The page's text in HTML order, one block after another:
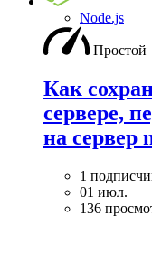
Node.js
Простой
Как
сервере,
на сервер
1
01 июл.
136